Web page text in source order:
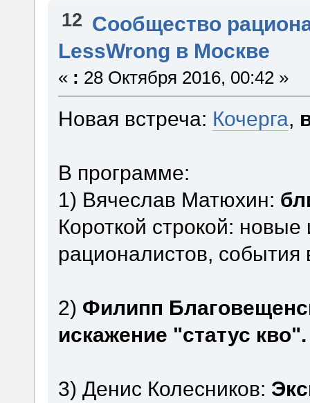
12 Сообщество
LessWrong в Москве
« : 28 Октября 2016, 00:42 »
Новая встреча: Кочерга,
В программе:
1) Вячеслав Матюхин:
Короткой строкой:
рационалистов,
2) Филипп
искажение "статус кво".
3) Денис Колесников: